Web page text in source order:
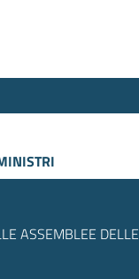
ASSEMBLEE